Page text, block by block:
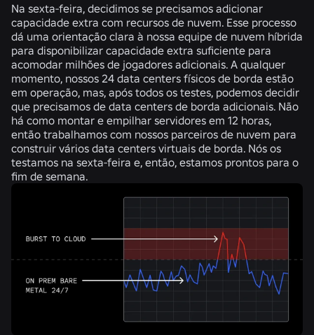
Na sexta-feira, decidimos se precisamos adicionar
capacidade extra com recursos de nuvem. Esse processo
dá uma orientação clara à nossa equipe de nuvem híbrida
para disponibilizar capacidade extra suficiente para
acomodar milhões de jogadores adicionais. A qualquer
momento, nossos 24 data centers físicos de borda estão
em operação, mas, após todos os testes, podemos decidir
que precisamos de data centers de borda adicionais. Não
há como montar e empilhar servidores em 12 horas,
então trabalhamos com nossos parceiros de nuvem para
construir vários data centers virtuais de borda. Nós os
testamos na sexta-feira e, então, estamos prontos para o
fim de semana.